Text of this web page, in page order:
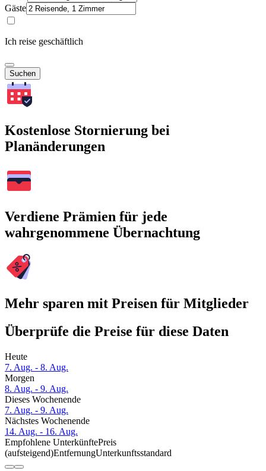
Gäste
Ich reise geschäftlich
Suchen
Kostenlose Stornierung bei
Planänderungen
Verdiene Prämien für jede
wahrgenommene Übernachtung
Mehr sparen mit Preisen für Mitglieder
Überprüfe die Preise für diese Daten
Heute
7. Aug. - 8. Aug.
Morgen
8. Aug. - 9. Aug.
Dieses Wochenende
7. Aug. - 9. Aug.
Nächstes Wochenende
14. Aug. - 16. Aug.
Empfohlene UnterkünftePreis
(aufsteigend)EntfernungUnterkunftsstandard